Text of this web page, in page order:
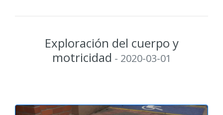
Exploración del cuerpo y
motricidad - 2020-03-01